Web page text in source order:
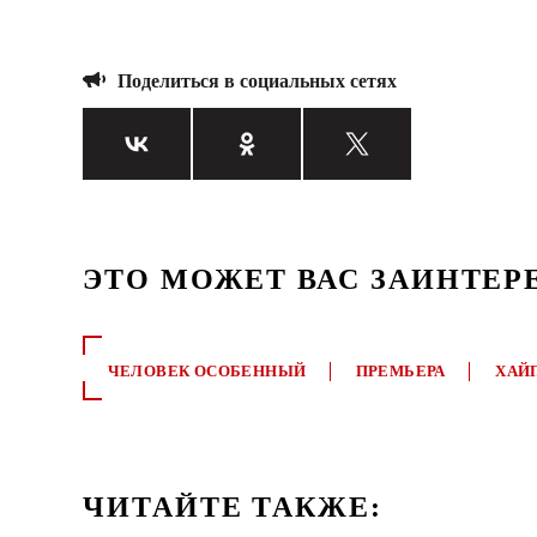
Поделиться в социальных сетях
ЭТО МОЖЕТ ВАС
ЧЕЛОВЕК ОСОБЕННЫЙ ПРЕМЬЕРА
ЧИТАЙТЕ ТАКЖЕ: